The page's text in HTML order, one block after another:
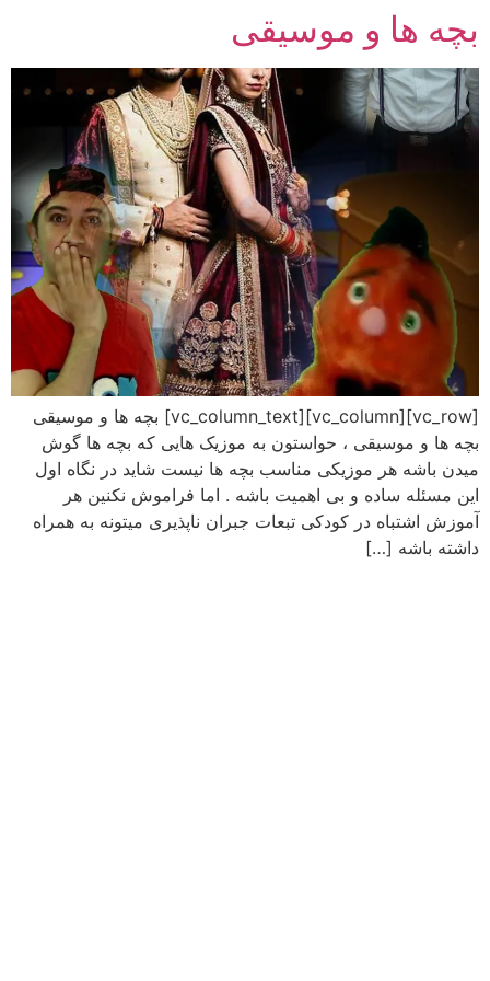
محتوا
بچه ها و موسیقی
[vc_row][vc_column][vc_column_text] بچه ها و موسیقی
بچه ها و موسیقی ، حواستون به موزیک هایی که بچه ها گوش
میدن باشه هر موزیکی مناسب بچه ها نیست شاید در نگاه اول
این مسئله ساده و بی اهمیت باشه . اما فراموش نکنین هر
آموزش اشتباه در کودکی تبعات جبران ناپذیری میتونه به همراه
داشته باشه […]